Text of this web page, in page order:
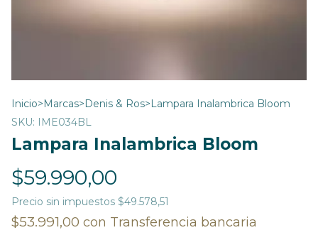
Inicio>Marcas>Denis & Ros>Lampara Inalambrica Bloom
SKU: IME034BL
Lampara Inalambrica Bloom
$59.990,00
Precio sin impuestos $49.578,51
$53.991,00 con Transferencia bancaria